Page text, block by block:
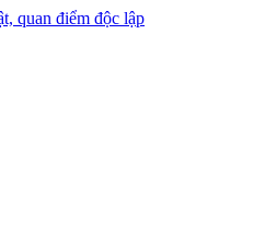
quan điểm độc lập